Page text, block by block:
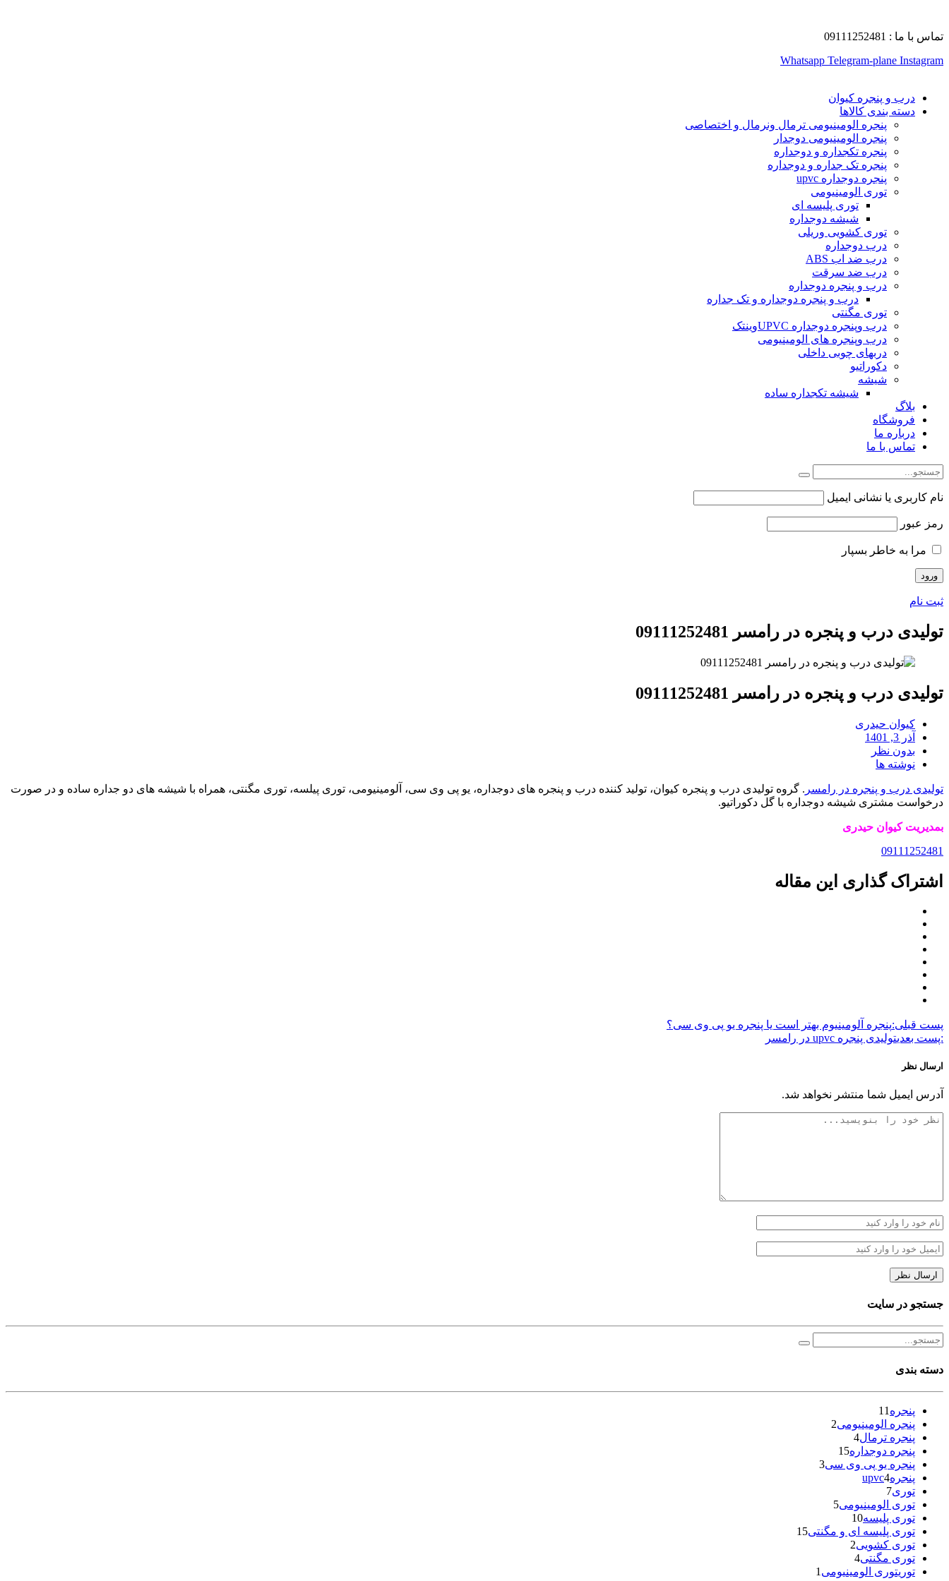
تماس با ما : 09111252481
Whatsapp Telegram-plane Instagram
درب و پنجره کیوان
دسته بندی کالاها
پنجره الومینیومی ترمال ونرمال و اختصاصی
پنجره الومینیومی دوجدار
پنجره تکجداره و دوجداره
پنجره تک جداره و دوجداره
پنجره دوجداره upvc
توری الومینیومی
توری پلیسه ای
شیشه دوجداره
توری کشویی وریلی
درب دوجداره
درب ضد اب ABS
درب ضد سرقت
درب و پنجره دوجداره
درب و پنجره دوجداره و تک جداره
توری مگنتی
درب وپنجره دوجداره UPVCوینتک
درب وپنجره های الومینیومی
دربهای چوبی داخلی
دکوراتیو
شیشه
شیشه تکجداره ساده
بلاگ
فروشگاه
درباره ما
تماس با ما
نام کاربری یا نشانی ایمیل
رمز عبور
مرا به خاطر بسپار
ثبت نام
تولیدی درب و پنجره در رامسر 09111252481
تولیدی درب و پنجره در رامسر 09111252481
کیوان حیدری
آذر 3, 1401
بدون نظر
نوشته ها
تولیدی درب و پنجره در رامسر . گروه تولیدی درب و پنجره کیوان، تولید کننده درب و پنجره های دوجداره، یو پی وی سی، آلومینیومی، توری پیلسه، توری مگنتی، همراه با شیشه های دو جداره ساده و در صورت
درخواست مشتری شیشه دوجداره با گل دکوراتیو.
بمدیریت کیوان حیدری
09111252481
اشتراک گذاری این مقاله
پست قبلی:پنجره آلومینیوم بهتر است یا پنجره یو پی وی سی؟
:پست بعدیتولیدی پنجره upvc در رامسر
ارسال نظر
آدرس ایمیل شما منتشر نخواهد شد.
جستجو در سایت
دسته بندی
پنجره 11
پنجره الومینیومی2
پنجره ترمال4
پنجره دوجداره15
پنجره یو پی وی سی3
پنجرهupvc4
توری7
توری الومینیومی5
توری پلیسه10
توری پلیسه ای و مگنتی15
توری کشویی2
توری مگنتی4
توریتوری الومینیومی 1